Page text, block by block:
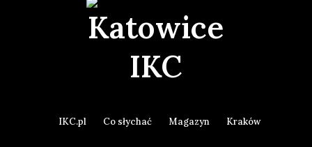
IKC.pl Co słychać Magazyn Kraków